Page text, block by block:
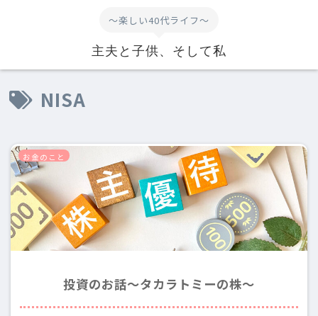
～楽しい40代ライフ～
主夫と子供、そして私
NISA
お金のこと
投資のお話～タカラトミーの株～